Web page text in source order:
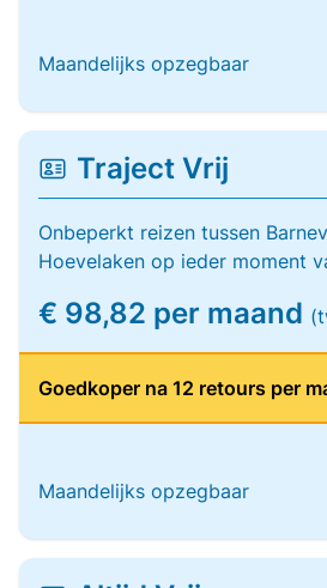
Maandelijks opzegbaar
Traject Vrij
Onbeperkt reizen tussen
Hoevelaken op ieder moment
€ 98,82 per maand
Goedkoper na 12 retours per
Maandelijks opzegbaar